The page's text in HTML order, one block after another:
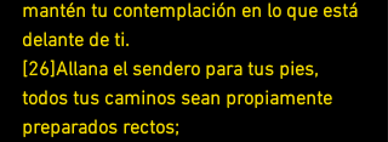
mantén tu contemplación en lo que está
delante de ti.
[26]Allana el sendero para tus pies,
todos tus caminos sean propiamente
preparados rectos;